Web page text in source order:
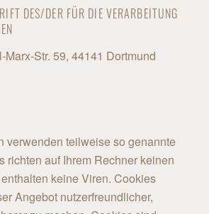
DES/DER FÜR DIE VERARBEITUNG
Marx-Str. 59, 44141 Dortmund
verwenden teilweise so genannte
richten auf Ihrem Rechner keinen
keine Viren. Cookies
Angebot nutzerfreundlicher,